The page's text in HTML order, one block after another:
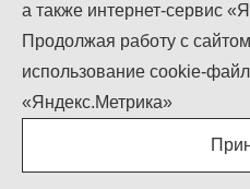
+7 (499)
Понедельник-
IGCOMPANY © ООО
а также интернет-сервис
Продолжая работу с
использование cookie-
«Яндекс.Метрика»